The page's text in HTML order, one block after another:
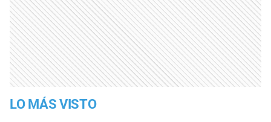
LO MÁS VISTO